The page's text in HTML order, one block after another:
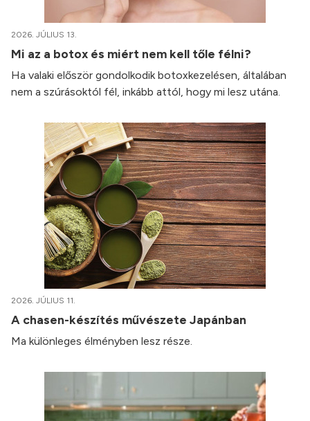
2026. JÚLIUS 13.
Mi az a botox és miért nem kell tőle félni?
Ha valaki először gondolkodik botoxkezelésen, általában
nem a szúrásoktól fél, inkább attól, hogy mi lesz utána.
2026. JÚLIUS 11.
A chasen-készítés művészete Japánban
Ma különleges élményben lesz része.